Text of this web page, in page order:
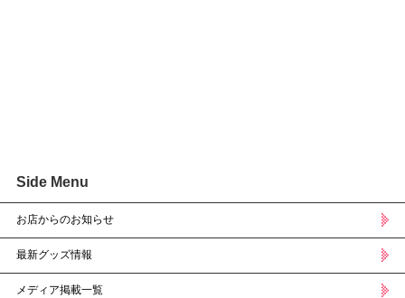
Side Menu
お店からのお知らせ
最新グッズ情報
メディア掲載一覧